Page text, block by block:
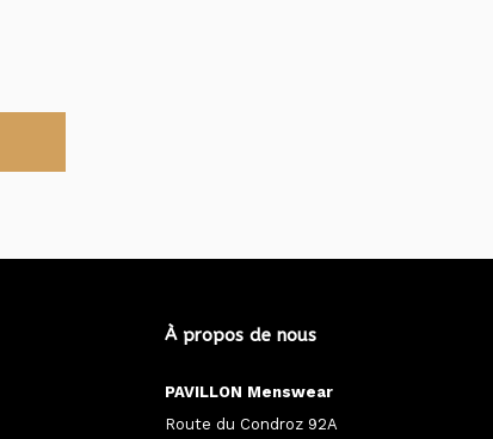
À propos de nous
PAVILLON Menswear
Route du Condroz 92A